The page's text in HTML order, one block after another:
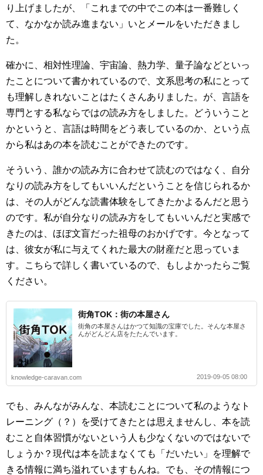
り上げましたが、「これまでの中でこの本は一番難しく
て、なかなか読み進まない」いとメールをいただきまし
た。
確かに、相対性理論、宇宙論、熱力学、量子論などといっ
たことについて書かれているので、文系思考の私にとって
も理解しきれないことはたくさんありました。が、言語を
専門とする私ならではの読み方をしました。どういうこと
かというと、言語は時間をどう表しているのか、という点
から私はあの本を読むことができたのです。
そういう、誰かの読み方に合わせて読むのではなく、自分
なりの読み方をしてもいいんだということを信じられるか
は、その人がどんな読書体験をしてきたかよるんだと思う
のです。私が自分なりの読み方をしてもいいんだと実感で
きたのは、ほぼ文盲だった祖母のおかげです。今となって
は、彼女が私に与えてくれた最大の財産だと思っていま
す。こちらで詳しく書いているので、もしよかったらご覧
ください。
街角TOK：街の本屋さん
街角の本屋さんはかつて知識の宝庫でした。そんな本屋さ
んがどんどん店をたたんでいます。
knowledge-caravan.com 2019-09-05 08:00
でも、みんながみんな、本読むことについて私のようなト
レーニング（？）を受けてきたとは思えませんし、本を読
むこと自体習慣がないという人も少なくないのではないで
しょうか？現代は本を読まなくても「だいたい」を理解で
きる情報に満ち溢れていますもんね。でも、その情報につ